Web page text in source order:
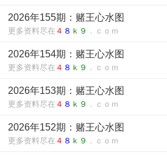
2026年155期：赌王心水图
更多资料尽在 ４ ８ ｋ９ ．ｃｏｍ
2026年154期：赌王心水图
更多资料尽在 ４ ８ ｋ９ ．ｃｏｍ
2026年153期：赌王心水图
更多资料尽在 ４ ８ ｋ９ ．ｃｏｍ
2026年152期：赌王心水图
更多资料尽在 ４ ８ ｋ９ ．ｃｏｍ